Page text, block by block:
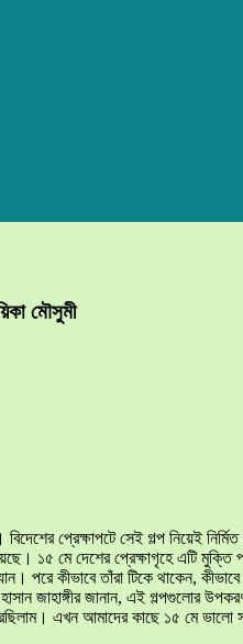
মৌসুমী
প্রেক্ষাপটে সেই গল্প নিয়েই নির্মিত
১৫ মে দেশের প্রেক্ষাগৃহে এটি
পরে কীভাবে তাঁরা টিকে থাকেন,
জাহাঙ্গীর জানান, এই গল্পগুলোর
এখন আমাদের কাছে ১৫ মে